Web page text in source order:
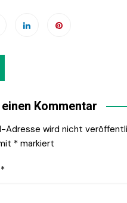
Kommentar
Adresse wird nicht
* markiert
*